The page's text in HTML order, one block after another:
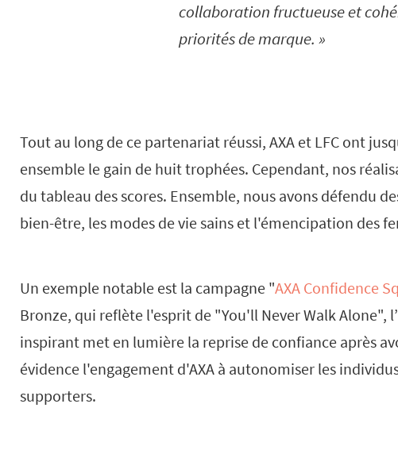
collaboration fructueuse et
priorités de marque.
Tout au long de ce partenariat réussi, AXA et LFC ont
ensemble le gain de huit trophées. Cependant, nos
du tableau des scores. Ensemble, nous avons défendu
bien-être, les modes de vie sains et l'émencipation des
Un exemple notable est la campagne "AXA Confidence
Bronze, qui reflète l'esprit de "You'll Never Walk Alone",
inspirant met en lumière la reprise de confiance après
évidence l'engagement d'AXA à autonomiser les
supporters.